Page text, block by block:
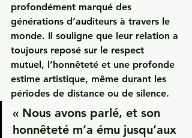
profondément marqué des
générations d’auditeurs à travers le
monde. Il souligne que leur relation a
toujours reposé sur le respect
mutuel, l’honnêteté et une profonde
estime artistique, même durant les
périodes de distance ou de silence.
« Nous avons parlé, et son
honnêteté m’a ému jusqu’aux